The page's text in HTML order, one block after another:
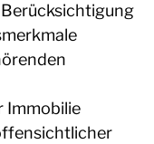
Immobilie